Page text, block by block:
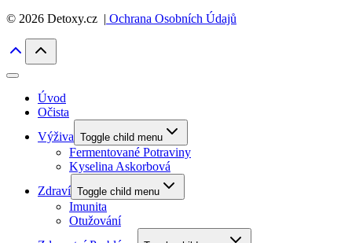
© 2026 Detoxy.cz | Ochrana Osobních Údajů
Úvod
Očista
Výživa Toggle child menu
Fermentované Potraviny
Kyselina Askorbová
Zdraví Toggle child menu
Imunita
Otužování